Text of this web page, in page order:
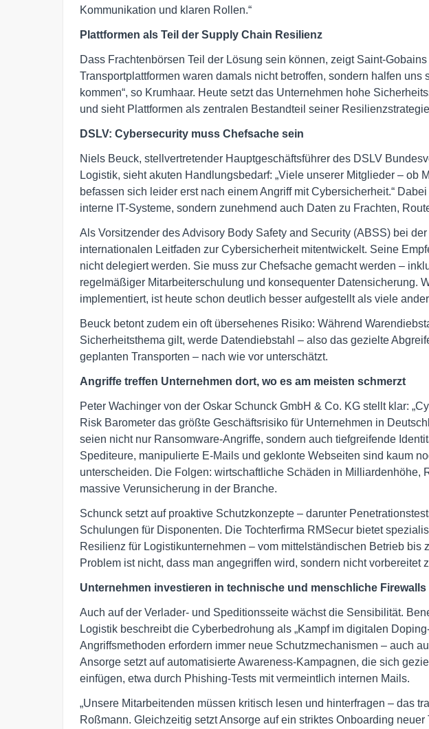
Kommunikation und klaren Rollen.“
Plattformen als Teil der Supply Chain Resilienz
Dass Frachtenbörsen Teil der Lösung sein können, zeigt Saint-
Transportplattformen waren damals nicht betroffen, sondern halfen uns
kommen“, so Krumhaar. Heute setzt das Unternehmen hohe
und sieht Plattformen als zentralen Bestandteil seiner
DSLV: Cybersecurity muss Chefsache sein
Niels Beuck, stellvertretender Hauptgeschäftsführer des DSLV
Logistik, sieht akuten Handlungsbedarf: „Viele unserer Mitglieder – ob
befassen sich leider erst nach einem Angriff mit Cybersicherheit.“
interne IT-Systeme, sondern zunehmend auch Daten zu Frachten,
Als Vorsitzender des Advisory Body Safety and Security (ABSS) bei
internationalen Leitfaden zur Cybersicherheit mitentwickelt. Seine
nicht delegiert werden. Sie muss zur Chefsache gemacht werden –
regelmäßiger Mitarbeiterschulung und konsequenter Datensicherung.
implementiert, ist heute schon deutlich besser aufgestellt als viele
Beuck betont zudem ein oft übersehenes Risiko: Während
Sicherheitsthema gilt, werde Datendiebstahl – also das gezielte
geplanten Transporten – nach wie vor unterschätzt.
Angriffe treffen Unternehmen dort, wo es am meisten schmerzt
Peter Wachinger von der Oskar Schunck GmbH & Co. KG stellt klar:
Risk Barometer das größte Geschäftsrisiko für Unternehmen in
seien nicht nur Ransomware-Angriffe, sondern auch tiefgreifende
Spediteure, manipulierte E-Mails und geklonte Webseiten sind kaum
unterscheiden. Die Folgen: wirtschaftliche Schäden in Milliardenhöhe,
massive Verunsicherung in der Branche.
Schunck setzt auf proaktive Schutzkonzepte – darunter
Schulungen für Disponenten. Die Tochterfirma RMSecur bietet
Resilienz für Logistikunternehmen – vom mittelständischen Betrieb bis
Problem ist nicht, dass man angegriffen wird, sondern nicht vorbereitet
Unternehmen investieren in technische und menschliche Firewalls
Auch auf der Verlader- und Speditionsseite wächst die Sensibilität.
Logistik beschreibt die Cyberbedrohung als „Kampf im digitalen
Angriffsmethoden erfordern immer neue Schutzmechanismen – auch
Ansorge setzt auf automatisierte Awareness-Kampagnen, die sich
einfügen, etwa durch Phishing-Tests mit vermeintlich internen Mails.
„Unsere Mitarbeitenden müssen kritisch lesen und hinterfragen – das
Roßmann. Gleichzeitig setzt Ansorge auf ein striktes Onboarding neuer